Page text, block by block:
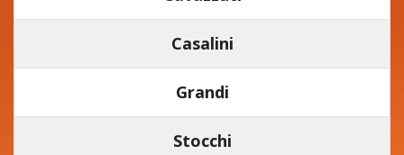
Casalini
Grandi
Stocchi